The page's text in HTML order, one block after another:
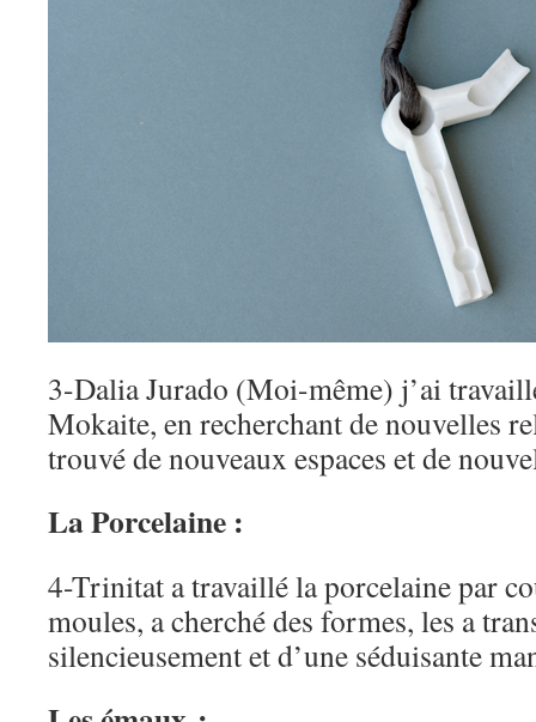
3-Dalia Jurado (Moi-même) j’ai
Mokaite, en recherchant de nouvelles
trouvé de nouveaux espaces et de
La Porcelaine :
4-Trinitat a travaillé la porcelaine par
moules, a cherché des formes, les a
silencieusement et d’une séduisante